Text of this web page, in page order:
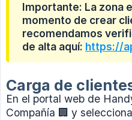
Importante: La zona
momento de crear
recomendamos
de alta aquí: https://
Carga de
En el portal web de
Compañía 🏢 y